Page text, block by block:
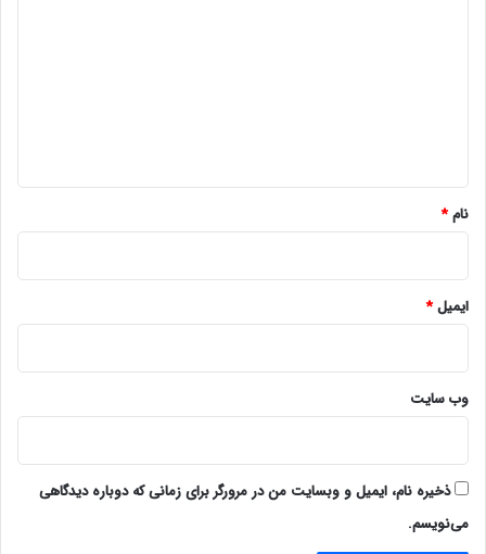
نام*
ایمیل*
وب‌ سایت
ذخیره نام، ایمیل و وبسایت من در مرورگر برای زمانی که دوباره دیدگاهی
می‌نویسم.